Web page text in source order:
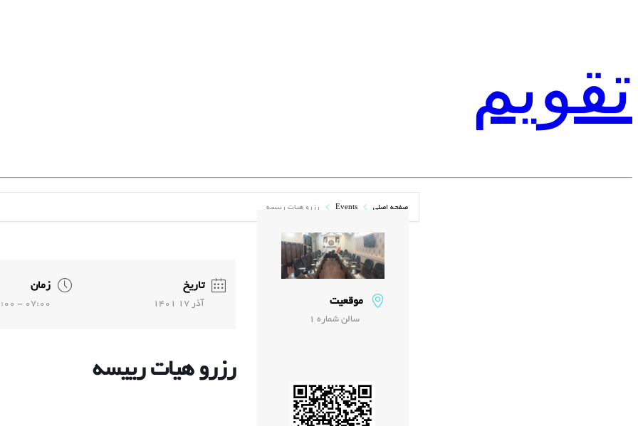
تقویم
صفحه اصلی Events رزرو هیات رییسه
موقعیت
سالن شماره 1
تاریخ
آذر 17 1401
زمان
07:00 - 09:00
رزرو هیات رییسه